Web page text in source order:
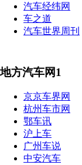
汽车经纬网
车之道
汽车世界周刊
地方汽车网1
京京车界网
杭州车市网
鄂车讯
沪上车
广州车说
中安汽车